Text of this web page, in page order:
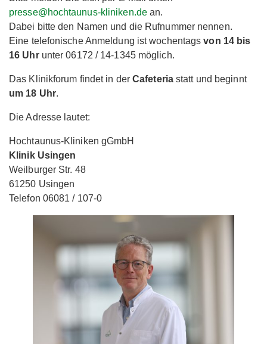
presse@hochtaunus-kliniken.dean.
Dabei bitte den Namen und die Rufnummer nennen.
Eine telefonische Anmeldung ist wochentagsvon 14 bis
16 Uhrunter 06172 / 14-1345 möglich.
Das Klinikforum findet in der Cafeteria statt und beginnt
um 18 Uhr.
Die Adresse lautet:
Hochtaunus-Kliniken gGmbH
Klinik Usingen
Weilburger Str. 48
61250 Usingen
Telefon 06081 / 107-0